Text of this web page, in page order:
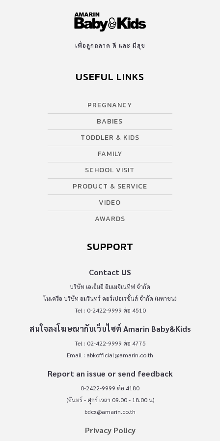
เพื่อลูกฉลาด ดี และ มีสุข
USEFUL LINKS
PREGNANCY
BABIES
TODDLER & KIDS
FAMILY
SCHOOL VISIT
PRODUCT & SERVICE
VIDEO
AWARDS
SUPPORT
Contact US
บริษัท เอเอ็มอี อิมเมจิเนทีฟ จำกัด
ในเครือ บริษัท อมรินทร์ คอร์เปอเรชั่นส์ จำกัด (มหาชน)
Tel : 0-2422-9999 ต่อ 4510
สนใจลงโฆษณากับเว็บไซต์ Amarin Baby&Kids
Tel : 02-422-9999 ต่อ 4775
Email : abkofficial@amarin.co.th
Report an issue or send feedback
0-2422-9999 ต่อ 4180
(จันทร์ - ศุกร์ เวลา 09.00 - 18.00 น)
bdcx@amarin.co.th
Privacy Policy